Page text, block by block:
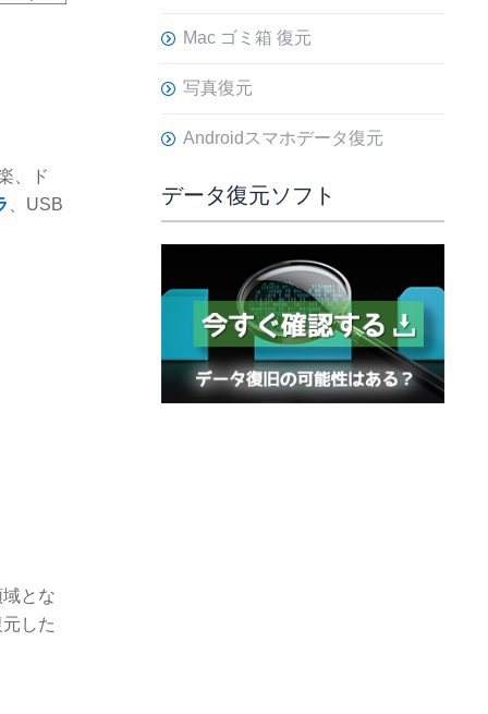
、ド
、USB
とな
した
Mac ゴミ箱 復元
写真復元
Androidスマホデータ復元
データ復元ソフト